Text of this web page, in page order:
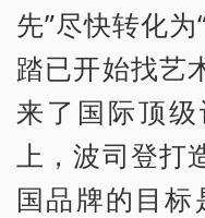
先”尽快转化
踏已开始找艺
来了国际顶
上，波司登打
国品牌的目标